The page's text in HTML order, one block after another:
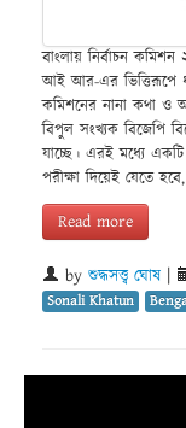
বাংলায় নির্বাচন
আই আর-এর ভিত্তিরূপে
কমিশনের নানা কথা ও
বিপুল সংখ্যক বিজেপি
যাচ্ছে। এরই মধ্যে
পরীক্ষা দিয়েই যেতে
Read more
by শুদ্ধসত্ত্ব ঘোষ
Sonali Khatun